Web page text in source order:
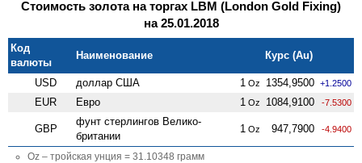
Стоимость золота на торгах LBM (London Gold Fixing)
на 25.01.2018
Код
валюты
Наименование Курс (Au)
USD доллар США 1 Oz 1354,9500 +1.2500
EUR Евро 1 Oz 1084,9100 -7.5300
GBP
фунт стерлингов Велико­
британии
1 Oz 947,7900 -4.9400
Oz – тройская унция = 31.10348 грамм